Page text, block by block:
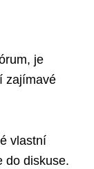
je
zajímavé
vlastní
do diskuse.